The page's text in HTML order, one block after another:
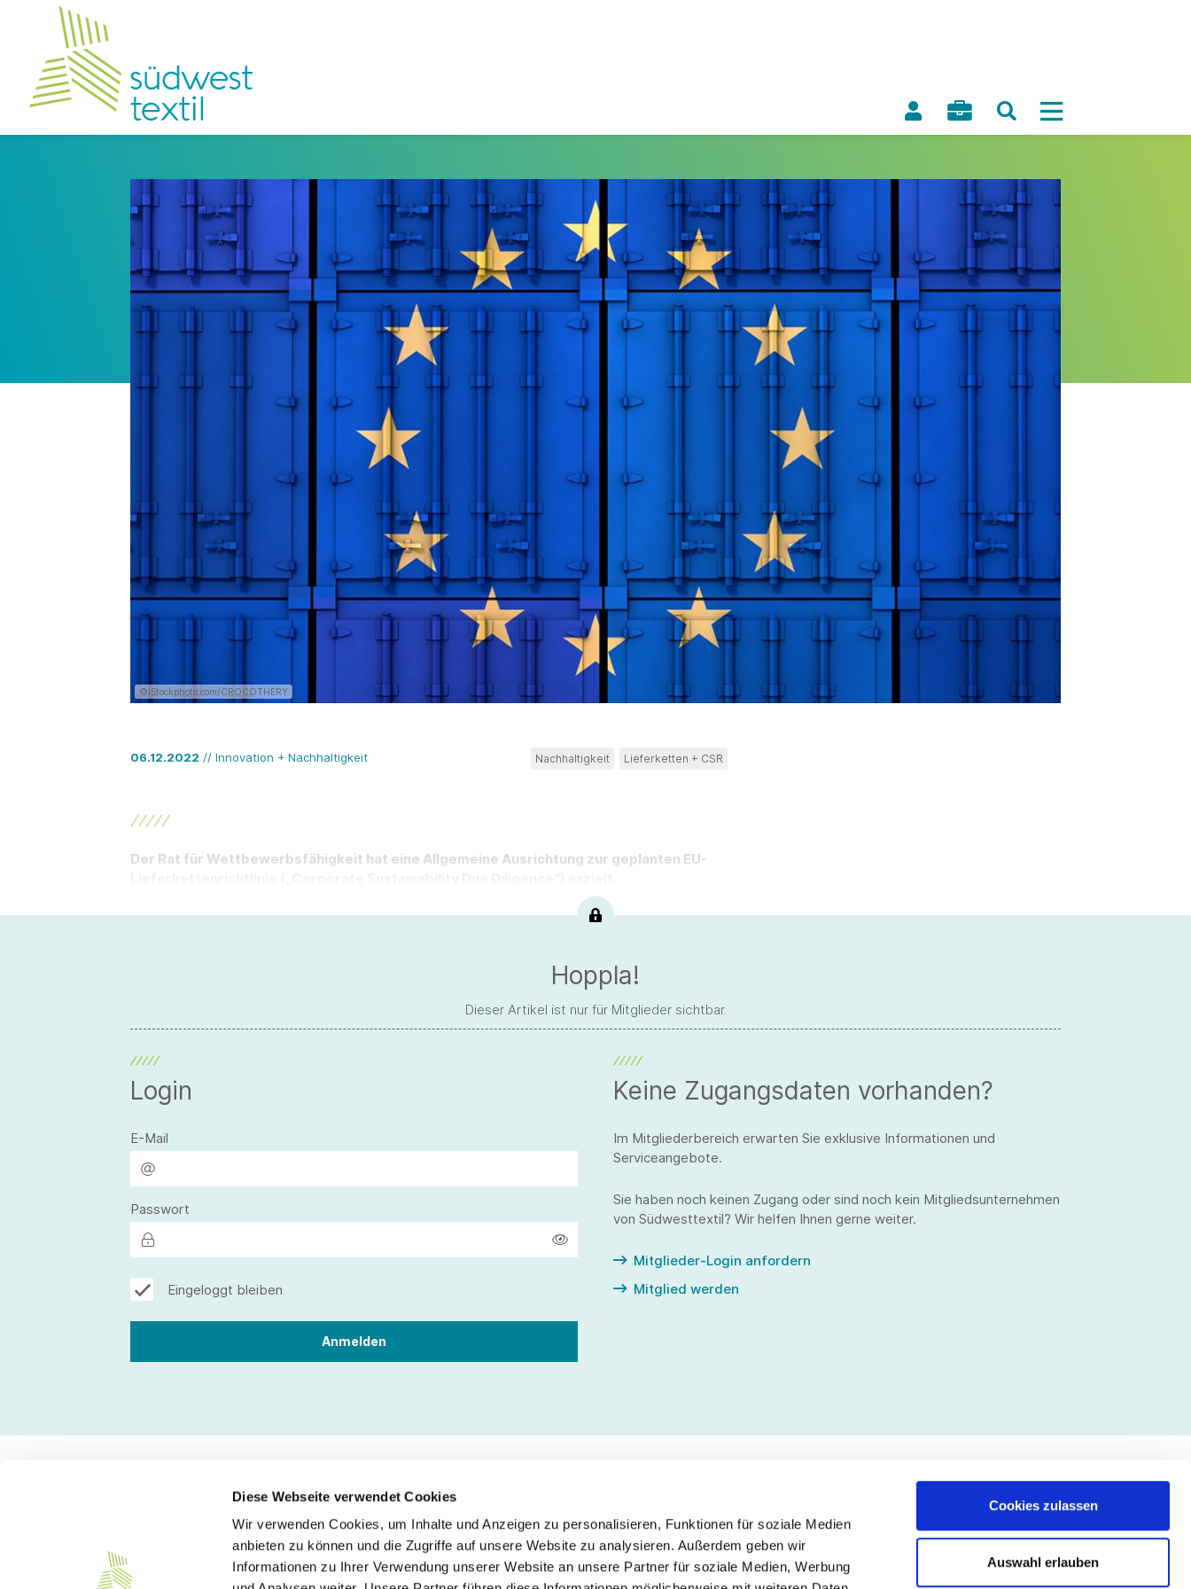
Diese Webseite verwendet Cookies
Wir verwenden Cookies, um Inhalte und Anzeigen zu personalisieren, Funktionen für soziale Medien
anbieten zu können und die Zugriffe auf unsere Website zu analysieren. Außerdem geben wir
Informationen zu Ihrer Verwendung unserer Website an unsere Partner für soziale Medien, Werbung
Cookies zulassen
Auswahl erlauben
©iStockphoto.com/CROCOTHERY
06.12.2022 // Innovation + Nachhaltigkeit Nachhaltigkeit Lieferketten + CSR
Der Rat für Wettbewerbsfähigkeit hat eine Allgemeine Ausrichtung zur geplanten EU-
Hoppla!
Dieser Artikel ist nur für Mitglieder sichtbar.
Login
E-Mail
Passwort
Eingeloggt bleiben
Keine Zugangsdaten vorhanden?
Im Mitgliederbereich erwarten Sie exklusive Informationen und
Serviceangebote.
Sie haben noch keinen Zugang oder sind noch kein Mitgliedsunternehmen
von Südwesttextil? Wir helfen Ihnen gerne weiter.
Mitglieder-Login anfordern
Mitglied werden
Südwesttextil e. V.
Service
Impressum
Folgen Sie uns